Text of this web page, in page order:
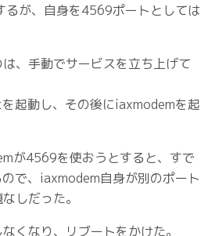
が、自身を4569ポートとしては
、手動でサービスを立ち上げて
起動し、その後にiaxmodemを起
が4569を使おうとすると、すで
で、iaxmodem自身が別のポート
しだった。
くなり、リブートをかけた。